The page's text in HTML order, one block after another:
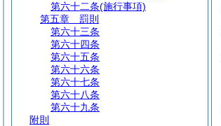
第六十二条(施行事項)
第五章
罰則
第六十三条
第六十四条
第六十五条
第六十六条
第六十七条
第六十八条
第六十九条
附則